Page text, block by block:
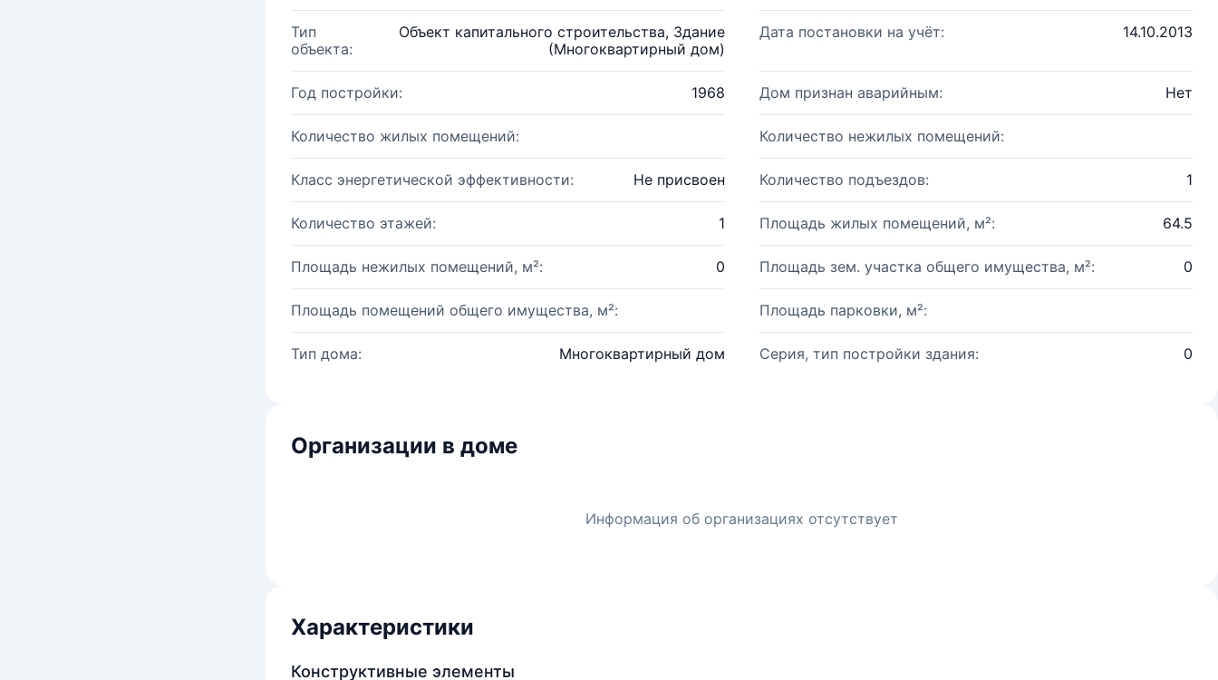
Тип
объекта:
Объект капитального строительства, Здание
(Многоквартирный дом)
Дата постановки на учёт: 14.10.2013
Год постройки: 1968 Дом признан аварийным: Нет
Количество жилых помещений: Количество нежилых помещений:
Класс энергетической эффективности: Не присвоен Количество подъездов: 1
Количество этажей: 1 Площадь жилых помещений, м²: 64.5
Площадь нежилых помещений, м²: 0 Площадь зем. участка общего имущества, м²: 0
Площадь помещений общего имущества, м²: Площадь парковки, м²:
Тип дома: Многоквартирный дом Серия, тип постройки здания: 0
Организации в доме
Информация об организациях отсутствует
Характеристики
Конструктивные элементы